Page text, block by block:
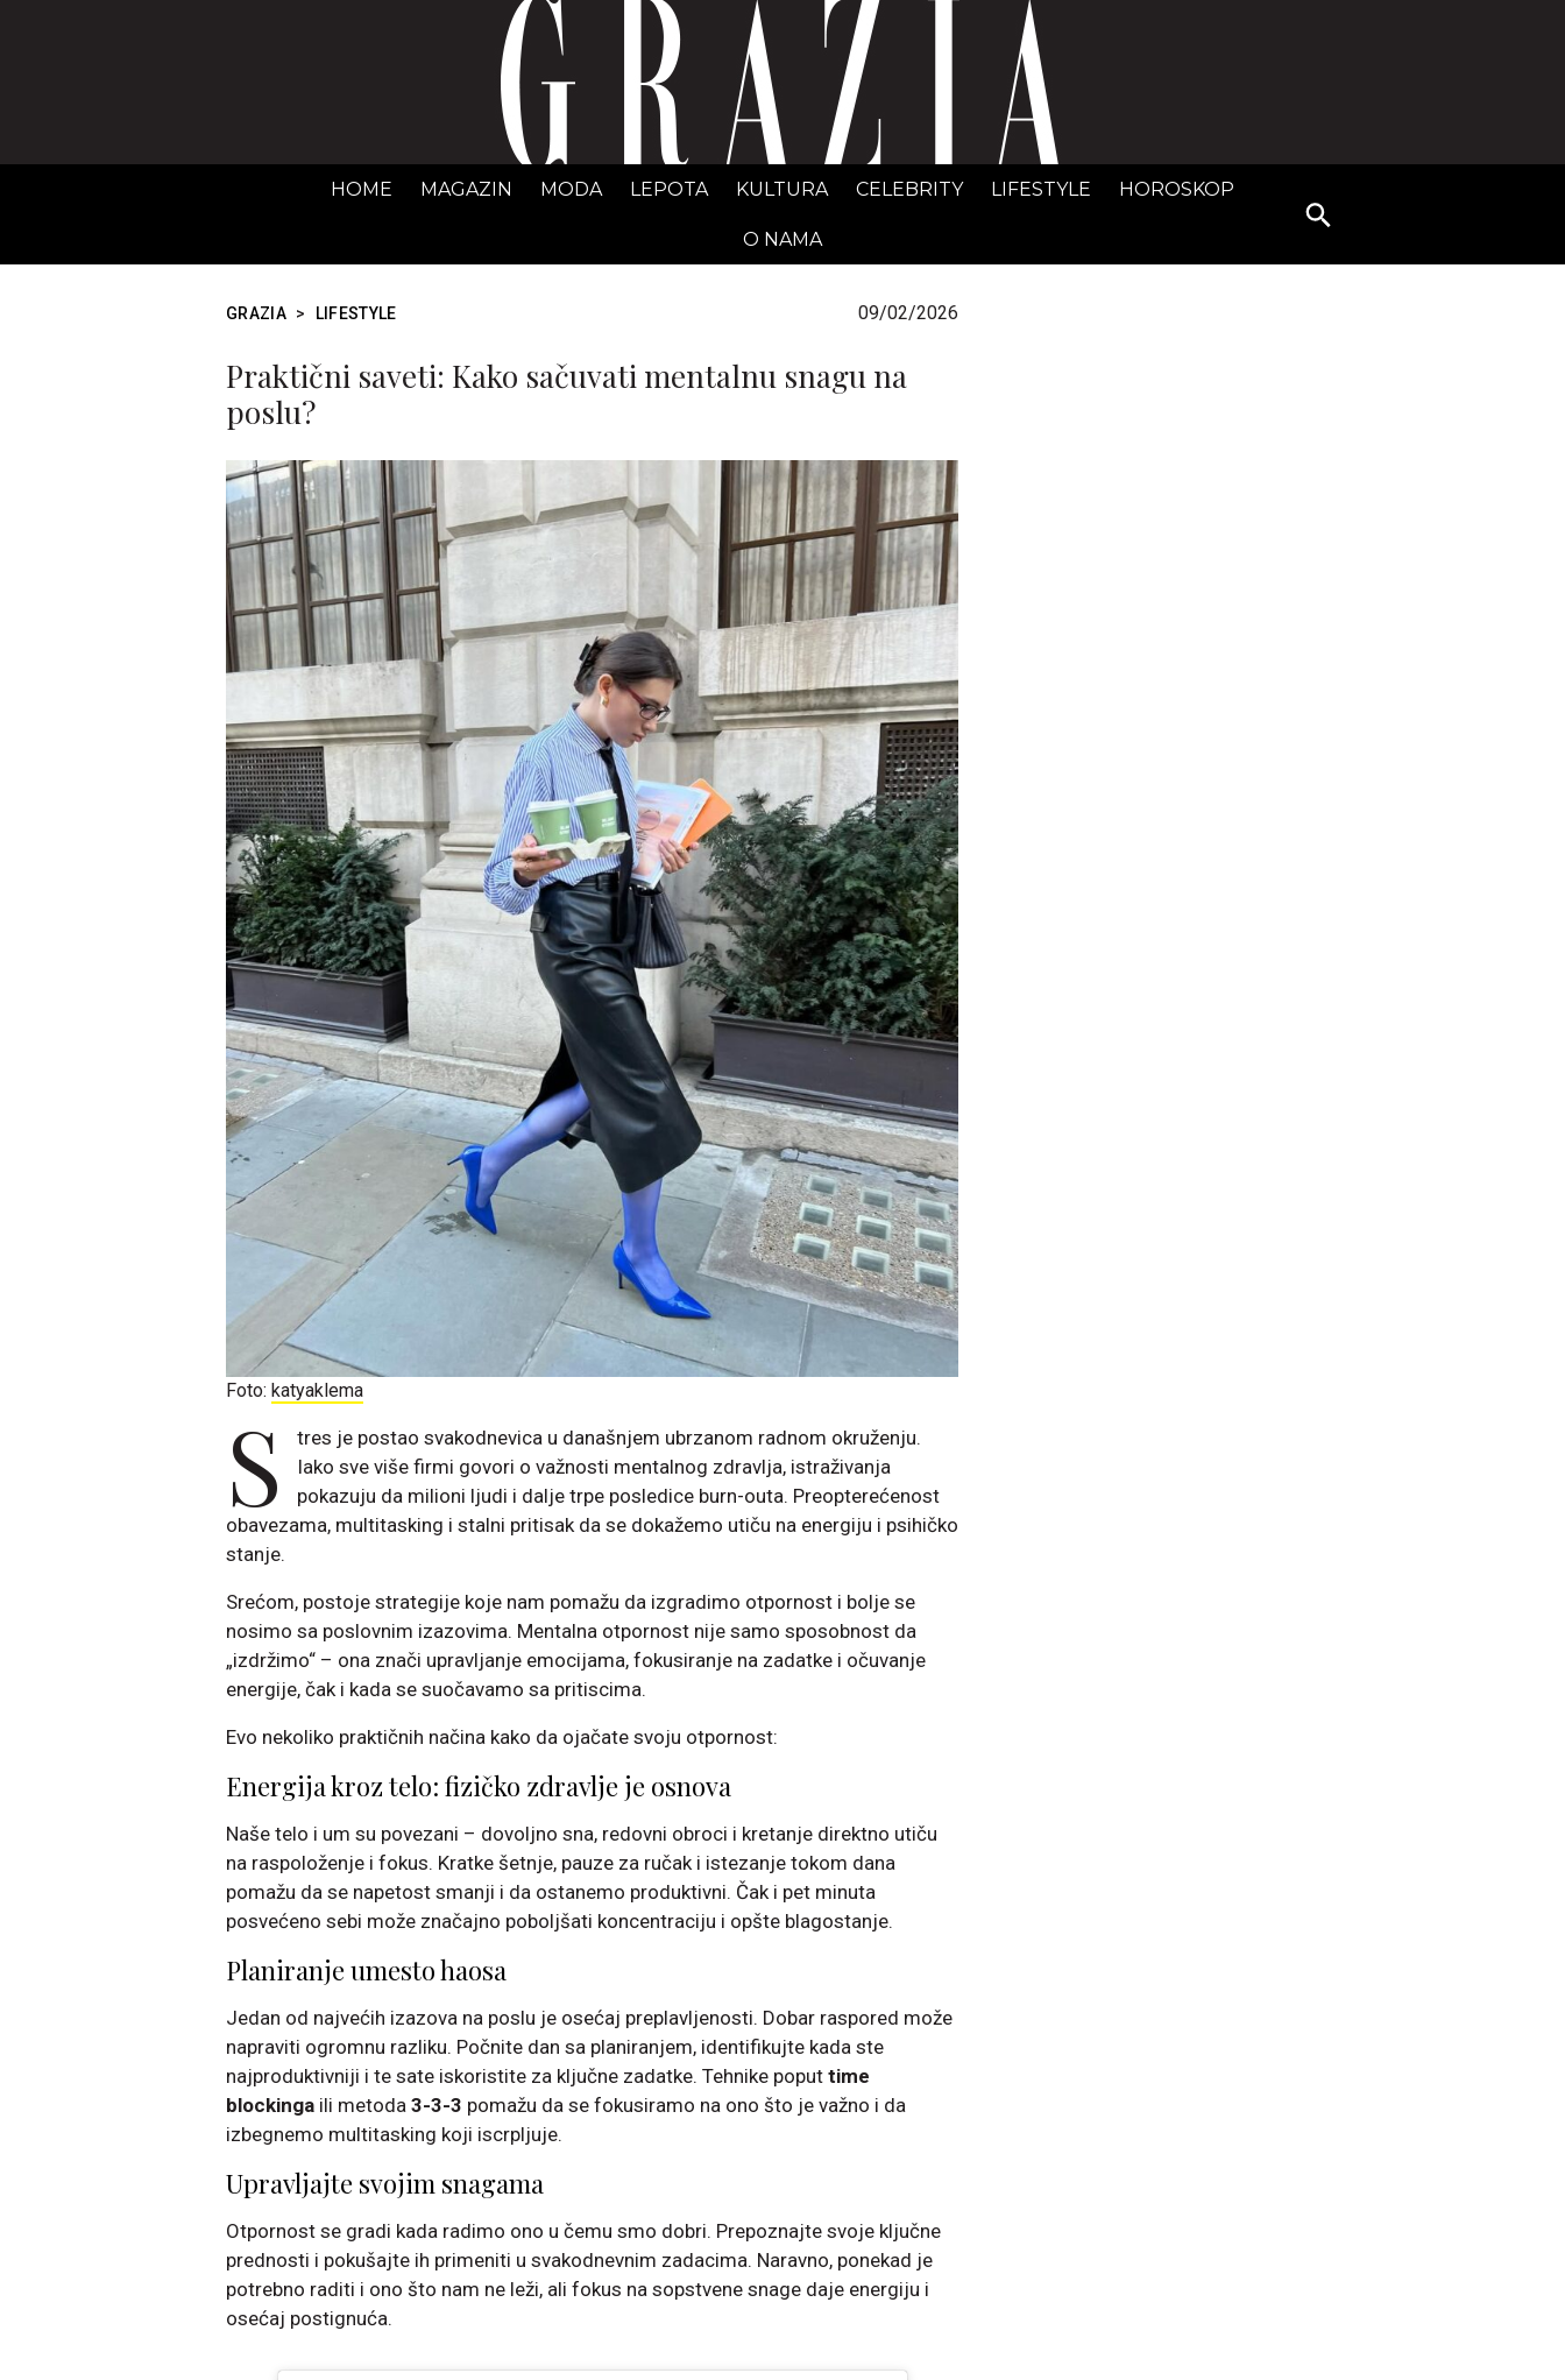
GRAZIA Srbija
HOME MAGAZIN MODA LEPOTA KULTURA CELEBRITY LIFESTYLE HOROSKOP
O NAMA
Search
for:
GRAZIA > LIFESTYLE 09/02/2026
Praktični saveti: Kako sačuvati mentalnu snagu na
poslu?
Foto: katyaklema
S
tres je postao svakodnevica u današnjem ubrzanom radnom okruženju.
Iako sve više firmi govori o važnosti mentalnog zdravlja, istraživanja
pokazuju da milioni ljudi i dalje trpe posledice burn-outa. Preopterećenost
obavezama, multitasking i stalni pritisak da se dokažemo utiču na energiju i psihičko
stanje.
Srećom, postoje strategije koje nam pomažu da izgradimo otpornost i bolje se
nosimo sa poslovnim izazovima. Mentalna otpornost nije samo sposobnost da
„izdržimo“ – ona znači upravljanje emocijama, fokusiranje na zadatke i očuvanje
energije, čak i kada se suočavamo sa pritiscima.
Evo nekoliko praktičnih načina kako da ojačate svoju otpornost:
Energija kroz telo: fizičko zdravlje je osnova
Naše telo i um su povezani – dovoljno sna, redovni obroci i kretanje direktno utiču
na raspoloženje i fokus. Kratke šetnje, pauze za ručak i istezanje tokom dana
pomažu da se napetost smanji i da ostanemo produktivni. Čak i pet minuta
posvećeno sebi može značajno poboljšati koncentraciju i opšte blagostanje.
Planiranje umesto haosa
Jedan od najvećih izazova na poslu je osećaj preplavljenosti. Dobar raspored može
napraviti ogromnu razliku. Počnite dan sa planiranjem, identifikujte kada ste
najproduktivniji i te sate iskoristite za ključne zadatke. Tehnike poput time
blockinga ili metoda 3-3-3 pomažu da se fokusiramo na ono što je važno i da
izbegnemo multitasking koji iscrpljuje.
Upravljajte svojim snagama
Otpornost se gradi kada radimo ono u čemu smo dobri. Prepoznajte svoje ključne
prednosti i pokušajte ih primeniti u svakodnevnim zadacima. Naravno, ponekad je
potrebno raditi i ono što nam ne leži, ali fokus na sopstvene snage daje energiju i
osećaj postignuća.